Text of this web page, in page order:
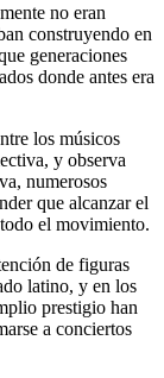
no eran
construyendo en
generaciones
donde antes era
los músicos
y observa
numerosos
que alcanzar el
el movimiento.
de figuras
latino, y en los
prestigio han
a conciertos